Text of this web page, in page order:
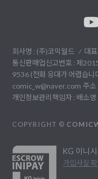
회사명 : (주)코믹월드 대
통신판매업신고번호 : 제
9536 (전화 응대가 어렵습니
comic_w@naver.com 주소
개인정보관리책임자 : 배소영
COPYRIGHT ©
KG 이니
가입사실